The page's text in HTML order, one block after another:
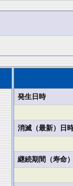
発生日時
消滅（最新）日
継続期間（寿命）